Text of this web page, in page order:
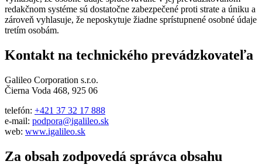
redakčnom systéme sú dostatočne zabezpečené proti strate a úniku a
zároveň vyhlasuje, že neposkytuje žiadne sprístupnené osobné údaje
tretím osobám.
Kontakt na technického prevádzkovateľa
Galileo Corporation s.r.o.
Čierna Voda 468, 925 06
telefón: +421 37 32 17 888
e-mail: podpora@igalileo.sk
web: www.igalileo.sk
Za obsah zodpovedá správca obsahu